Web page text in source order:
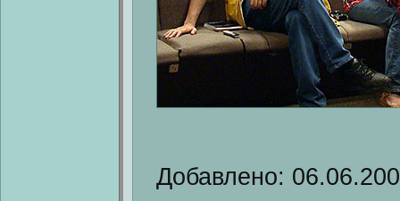
Добавлено: